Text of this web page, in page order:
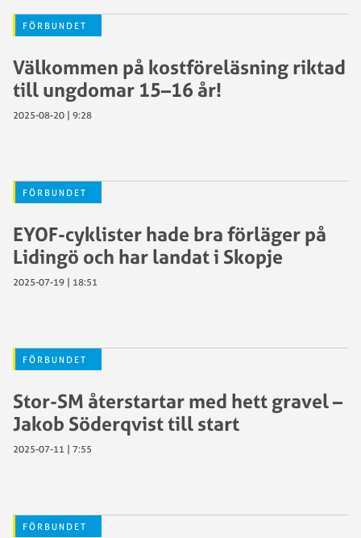
FÖRBUNDET
Välkommen på kostföreläsning riktad
till ungdomar 15–16 år!
2025-08-20 | 9:28
FÖRBUNDET
EYOF-cyklister hade bra förläger på
Lidingö och har landat i Skopje
2025-07-19 | 18:51
FÖRBUNDET
Stor-SM återstartar med hett gravel –
Jakob Söderqvist till start
2025-07-11 | 7:55
FÖRBUNDET